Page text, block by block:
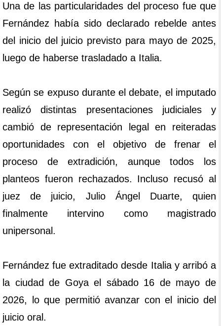
Una de las particularidades del proceso fue que
Fernández había sido declarado rebelde antes
del inicio del juicio previsto para mayo de 2025,
luego de haberse trasladado a Italia.
Según se expuso durante el debate, el imputado
realizó distintas presentaciones judiciales y
cambió de representación legal en reiteradas
oportunidades con el objetivo de frenar el
proceso de extradición, aunque todos los
planteos fueron rechazados. Incluso recusó al
juez de juicio, Julio Ángel Duarte, quien
finalmente intervino como magistrado
unipersonal.
Fernández fue extraditado desde Italia y arribó a
la ciudad de Goya el sábado 16 de mayo de
2026, lo que permitió avanzar con el inicio del
juicio oral.